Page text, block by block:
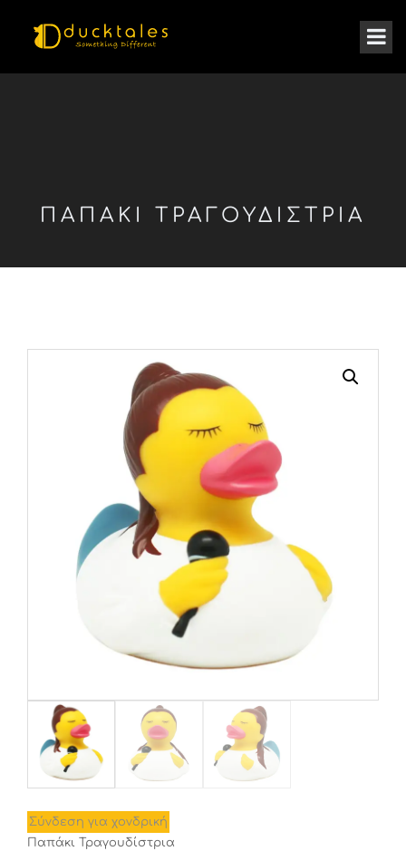
ΠΑΠΆΚΙ ΤΡΑΓΟΥΔΊΣΤΡΙΑ
Σύνδεση για χονδρική
Παπάκι Τραγουδίστρια